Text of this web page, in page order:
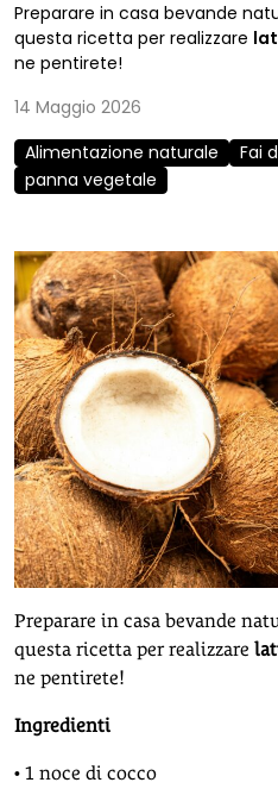
Preparare in casa bevande
questa ricetta per realizzare
ne pentirete!
14 Maggio 2026
Alimentazione naturale
Fai
panna vegetale
Preparare in casa bevande
questa ricetta per realizzare
ne pentirete!
Ingredienti
• 1 noce di cocco